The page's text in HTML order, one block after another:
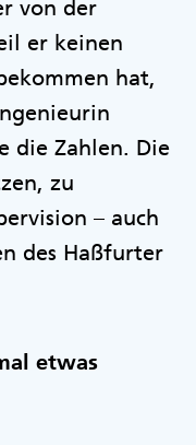
von der
er keinen
hat,
die Zahlen. Die
zu
– auch
des Haßfurter
etwas